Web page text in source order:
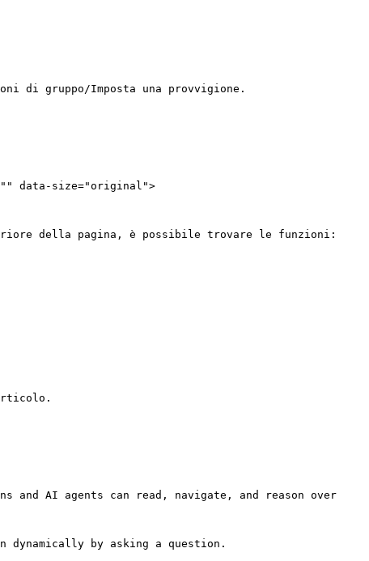
di gruppo/Imposta una provvigione.
size="original">
della pagina, è possibile trovare le funzioni:
and AI agents can read, navigate, and reason over
by asking a question.